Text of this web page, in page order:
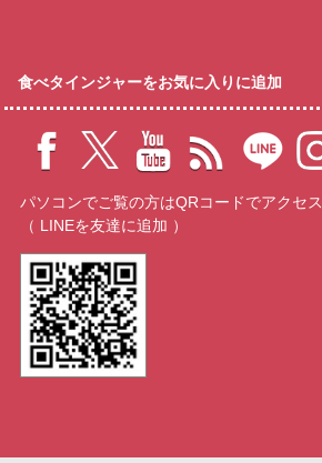
食べタインジャーをお気に入りに追加
パソコンでご覧の方はQRコードでアクセス
（ LINEを友達に追加 ）